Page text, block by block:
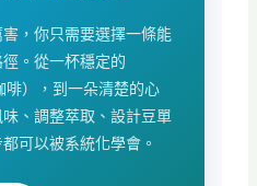
，你只需要選擇一條能
。從一杯穩定的
啡），到一朵清楚的心
、調整萃取、設計豆單
可以被系統化學會。